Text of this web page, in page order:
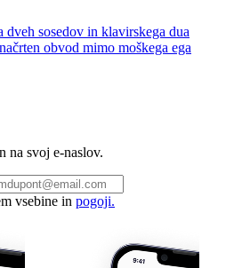
dveh sosedov in klavirskega dua
obvod mimo moškega ega
na svoj e-naslov.
vsebine in pogoji.